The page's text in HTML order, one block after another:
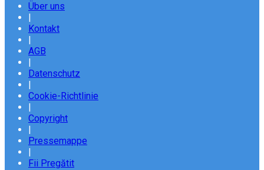
Über uns
|
Kontakt
|
AGB
|
Datenschutz
|
Cookie-Richtlinie
|
Copyright
|
Pressemappe
|
Fii Pregătit